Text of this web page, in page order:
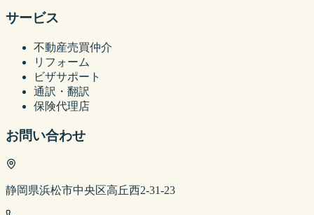
サービス
不動産売買仲介
リフォーム
ビザサポート
通訳・翻訳
保険代理店
お問い合わせ
静岡県浜松市中央区高丘西2-31-23